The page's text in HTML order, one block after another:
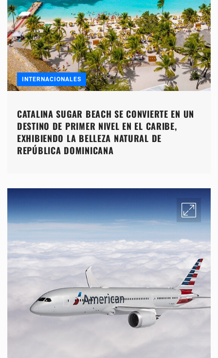
INTERNACIONALES
CATALINA SUGAR BEACH SE CONVIERTE EN UN
DESTINO DE PRIMER NIVEL EN EL CARIBE,
EXHIBIENDO LA BELLEZA NATURAL DE
REPÚBLICA DOMINICANA